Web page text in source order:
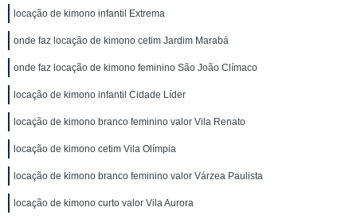
locação de kimono infantil Extrema
onde faz locação de kimono cetim Jardim Marabá
onde faz locação de kimono feminino São João Clímaco
locação de kimono infantil Cidade Líder
locação de kimono branco feminino valor Vila Renato
locação de kimono cetim Vila Olímpia
locação de kimono branco feminino valor Várzea Paulista
locação de kimono curto valor Vila Aurora